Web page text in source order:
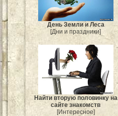
День Земли и Леса
[Дни и праздники]
Найти вторую половинку на
сайте знакомств
[Интересное]